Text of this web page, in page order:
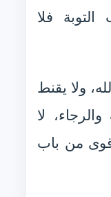
فلا
ولا يقنط
لا
من باب